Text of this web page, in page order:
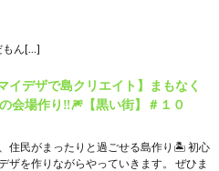
もん[…]
イデザで島クリエイト】まもなく
会場作り‼️🎆【黒い街】＃１０
住民がまったりと過ごせる島作り🏝️ 初心
ザを作りながらやっていきます。 ぜひま